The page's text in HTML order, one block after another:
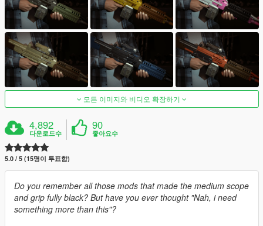
모든 이미지와 비디오 확장하기
4,892
다운로드수
90
좋아요수
5.0 / 5 (15명이 투표함)
Do you remember all those mods that made the medium scope
and grip fully black? But have you ever thought "Nah, i need
something more than this"?